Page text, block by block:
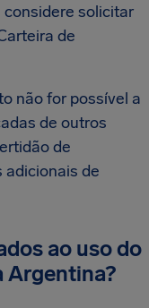
solicitar
de
não for possível a
de outros
de
adicionais de
ao uso do
Argentina?